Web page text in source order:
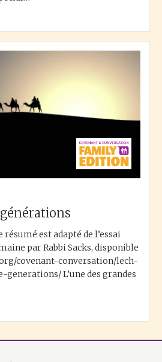
résumé est adapté de l’essai
par Rabbi Sacks, disponible
covenant-conversation/lech-
L’une des grandes